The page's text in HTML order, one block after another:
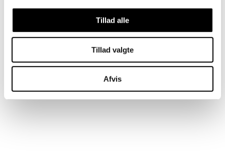
Tillad alle
Tillad valgte
Afvis